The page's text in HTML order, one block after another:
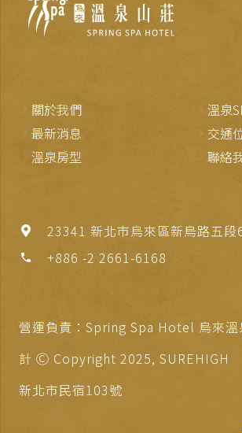
關於我們
最新消息
溫泉房型
溫泉
交通
聯絡
23341 新北市烏來區新烏路五段
phone +886 -2 2661-6168
營運負責：Spring Spa Hotel 烏來
計 Ⓒ Copyright 2025, SUREHIGH
新北市民宿103號